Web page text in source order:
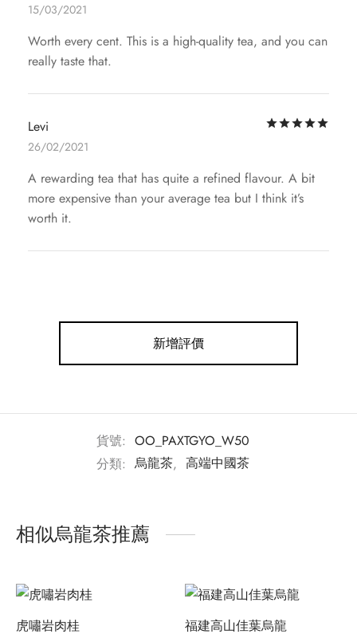
15/03/2021
Worth every cent. This is a high-quality tea, and you can
really taste that.
Levi
26/02/2021
A rewarding tea that has quite a refined flavour. A bit
more expensive than your average tea but I think it’s
worth it.
新增評價
貨號: OO_PAXTGYO_W50
分類: 烏龍茶, 高端中國茶
相似烏龍茶推薦
虎嘯岩肉桂
福建高山佳葉烏龍